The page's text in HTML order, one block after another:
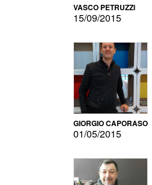
VASCO PETRUZZI
15/09/2015
GIORGIO CAPORASO
01/05/2015